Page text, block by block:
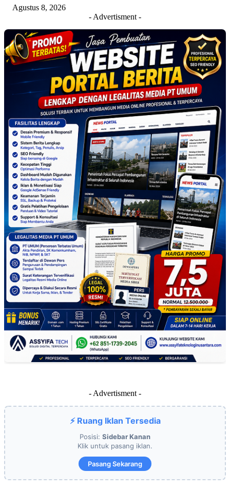
Agustus 8, 2026
- Advertisment -
- Advertisment -
⚡ Ruang Iklan Tersedia
Posisi: Sidebar Kanan
Klik untuk pasang iklan.
Pasang Sekarang